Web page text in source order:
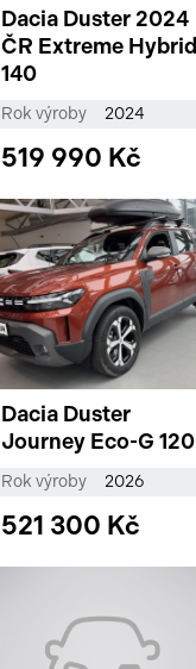
Dacia Duster 2024
ČR Extreme Hybrid
140
Rok výroby 2024
519 990 Kč
Dacia Duster
Journey Eco-G 120
Rok výroby 2026
521 300 Kč